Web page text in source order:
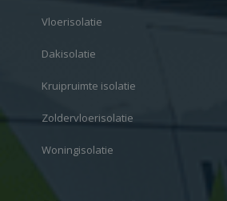
Vloerisolatie
Dakisolatie
Kruipruimte isolatie
Zoldervloerisolatie
Woningisolatie